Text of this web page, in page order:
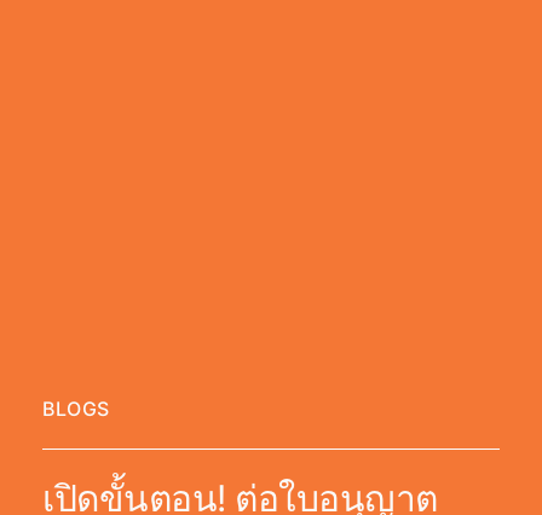
BLOGS
เปิดขั้นตอน! ต่อใบอนุญาต